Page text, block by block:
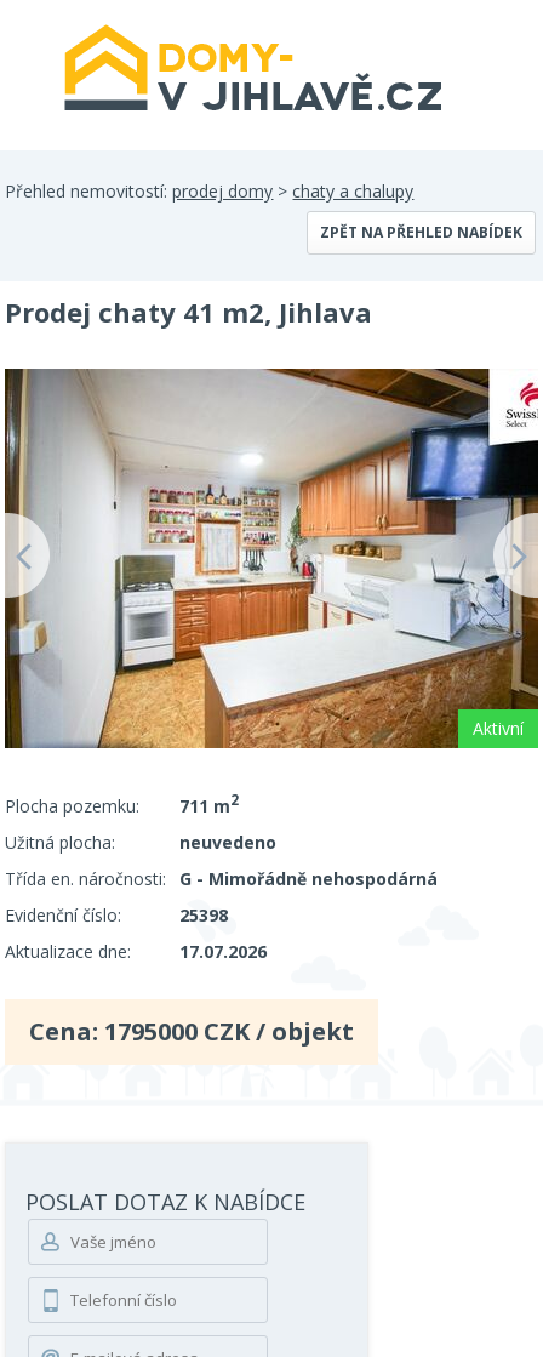
Přehled nemovitostí:prodej domy >chaty a chalupy
ZPĚT NA PŘEHLED NABÍDEK
Prodej chaty 41 m2, Jihlava
Aktivní
Plocha pozemku: 711 m2
Užitná plocha:
neuvedeno
Třída en. náročnosti:
G - Mimořádně nehospodárná
Evidenční číslo:
25398
Aktualizace dne:
17.07.2026
Cena: 1795000 CZK / objekt
POSLAT DOTAZ K NABÍDCE